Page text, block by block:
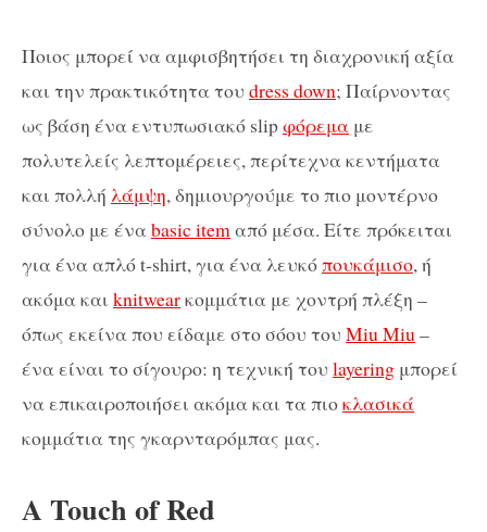
Ποιος μπορεί να αμφισβητήσει τη διαχρονική αξία
και την πρακτικότητα του dress down; Παίρνοντας
ως βάση ένα εντυπωσιακό slipφόρεμα με
πολυτελείς λεπτομέρειες, περίτεχνα κεντήματα
και πολλή λάμψη, δημιουργούμε το πιο μοντέρνο
σύνολο με έναbasic itemαπό μέσα. Είτε πρόκειται
για ένα απλό t-shirt, για ένα λευκόπουκάμισο, ή
ακόμα και knitwearκομμάτια με χοντρή πλέξη –
όπως εκείνα που είδαμε στο σόου του Miu Miu–
ένα είναι το σίγουρο: η τεχνική του layering μπορεί
να επικαιροποιήσει ακόμα και τα πιοκλασικά
κομμάτια της γκαρνταρόμπας μας.
A Touch of Red